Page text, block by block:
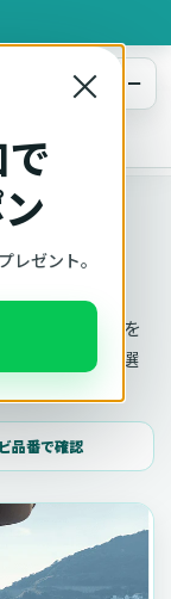
×
レゼント。
メニュー
認
件、注意事項を
品番で確認